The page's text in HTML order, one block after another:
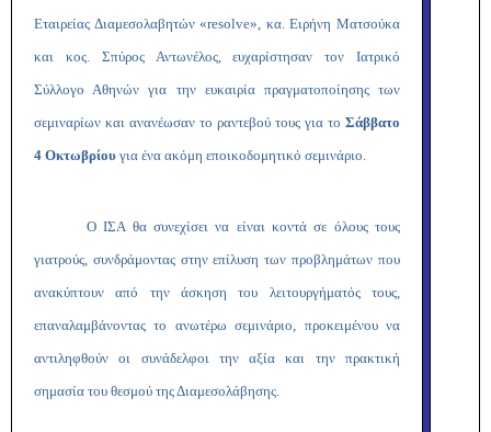
Εταιρείας Διαμεσολαβητών «resolve», κα. Ειρήνη Ματσούκα
και κος. Σπύρος Αντωνέλος, ευχαρίστησαν τον Ιατρικό
Σύλλογο Αθηνών για την ευκαιρία πραγματοποίησης των
σεμιναρίων και ανανέωσαν το ραντεβού τους για το Σάββατο
4 Οκτωβρίου για ένα ακόμη εποικοδομητικό σεμινάριο.
Ο ΙΣΑ θα συνεχίσει να είναι κοντά σε όλους τους
γιατρούς, συνδράμοντας στην επίλυση των προβλημάτων που
ανακύπτουν από την άσκηση του λειτουργήματός τους,
επαναλαμβάνοντας το ανωτέρω σεμινάριο, προκειμένου να
αντιληφθούν οι συνάδελφοι την αξία και την πρακτική
σημασία του θεσμού της Διαμεσολάβησης.